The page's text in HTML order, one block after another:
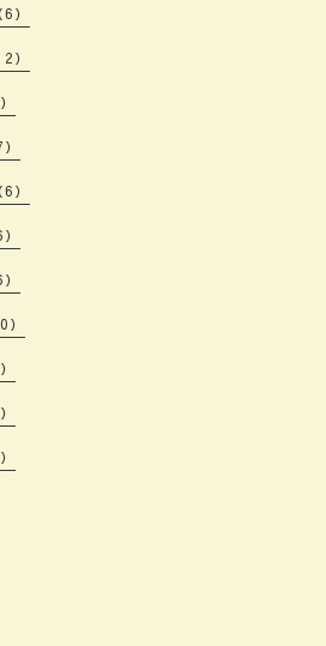
）
）
）